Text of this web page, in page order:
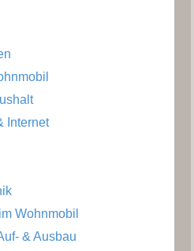
Internet
Wohnmobil
& Ausbau